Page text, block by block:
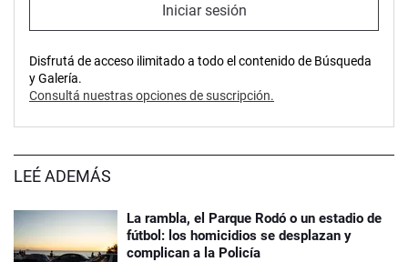
Iniciar sesión
Disfrutá de acceso ilimitado a todo el contenido de Búsqueda
y Galería.
Consultá nuestras opciones de suscripción.
LEÉ ADEMÁS
La rambla, el Parque Rodó o un estadio de
fútbol: los homicidios se desplazan y
complican a la Policía